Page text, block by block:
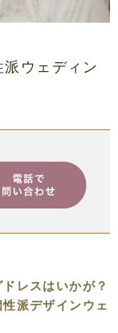
ウェディン
レスはいかが？
派デザインウェ